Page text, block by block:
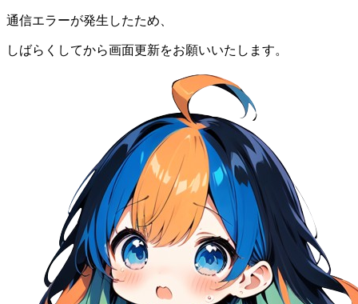
通信エラーが発生したため、
しばらくしてから画面更新をお願いいたします。